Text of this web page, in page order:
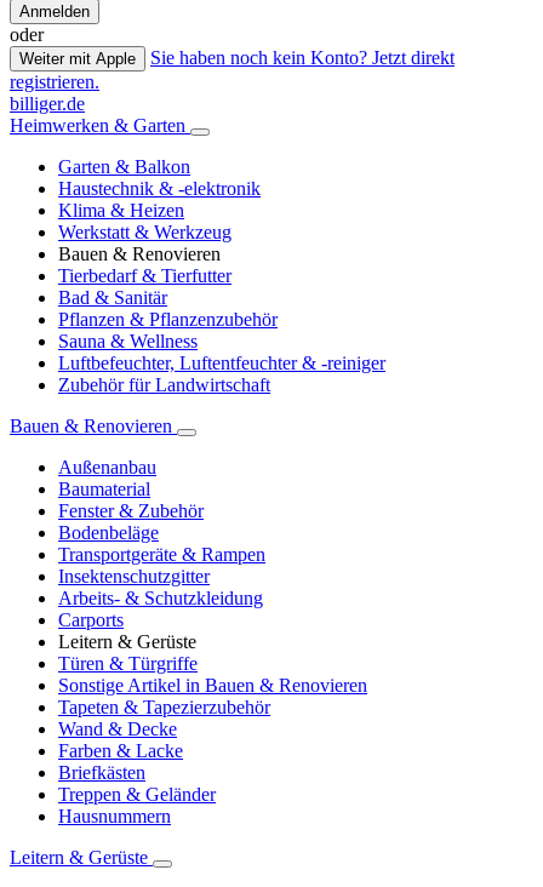
Anmelden
oder
Weiter mit Apple
Sie haben noch kein Konto? Jetzt direkt
registrieren.
billiger.de
Heimwerken & Garten
Garten & Balkon
Haustechnik & -elektronik
Klima & Heizen
Werkstatt & Werkzeug
Bauen & Renovieren
Tierbedarf & Tierfutter
Bad & Sanitär
Pflanzen & Pflanzenzubehör
Sauna & Wellness
Luftbefeuchter, Luftentfeuchter & -reiniger
Zubehör für Landwirtschaft
Bauen & Renovieren
Außenanbau
Baumaterial
Fenster & Zubehör
Bodenbeläge
Transportgeräte & Rampen
Insektenschutzgitter
Arbeits- & Schutzkleidung
Carports
Leitern & Gerüste
Türen & Türgriffe
Sonstige Artikel in Bauen & Renovieren
Tapeten & Tapezierzubehör
Wand & Decke
Farben & Lacke
Briefkästen
Treppen & Geländer
Hausnummern
Leitern & Gerüste